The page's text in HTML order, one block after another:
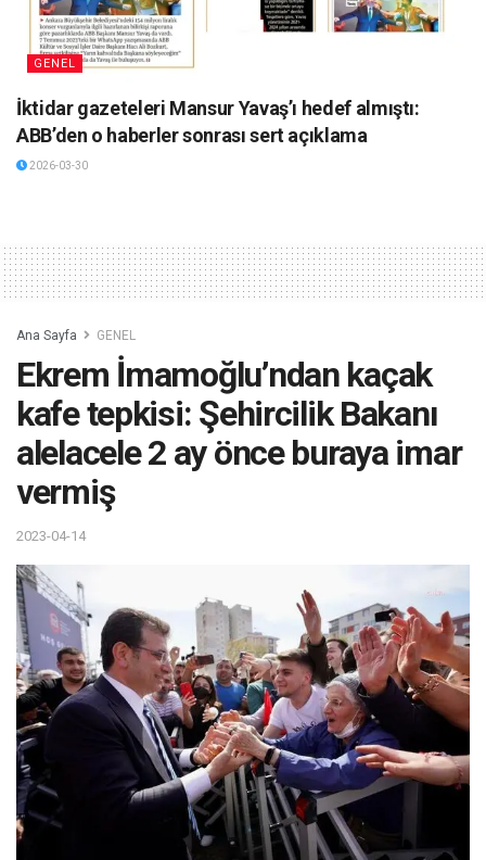
GENEL
İktidar gazeteleri Mansur Yavaş’ı hedef almıştı:
ABB’den o haberler sonrası sert açıklama
2026-03-30
Ana Sayfa GENEL
Ekrem İmamoğlu’ndan kaçak
kafe tepkisi: Şehircilik Bakanı
alelacele 2 ay önce buraya imar
vermiş
2023-04-14